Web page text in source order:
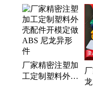
塑料、家电配件、
塑料直齿轮、异形
轮定制、注塑尼龙
非标塑胶、工程塑
套齿轮、注塑尼龙
轮、尼龙衬套轴套
厂家精密注塑加
工定制塑料外壳